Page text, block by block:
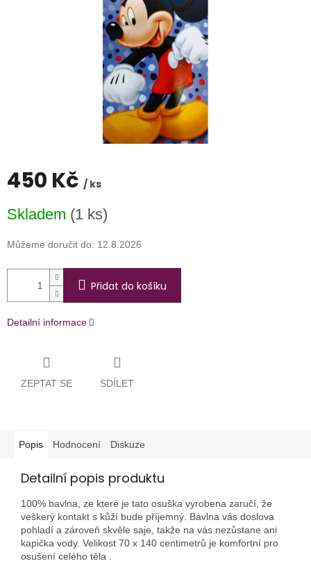
450 Kč / ks
cena:
Skladem (1 ks)
Můžeme doručit do: 12.8.2026
Přidat do košíku
Detailní informace
ZEPTAT SE SDÍLET
Popis Hodnocení Diskuze
Detailní popis produktu
100% bavlna, ze které je tato osuška vyrobena zaručí, že
veškerý kontakt s kůží bude příjemný. Bavlna vás doslova
pohladí a zároveň skvěle saje, takže na vás nezůstane ani
kapička vody. Velikost 70 x 140 centimetrů je komfortní pro
osušení celého těla .